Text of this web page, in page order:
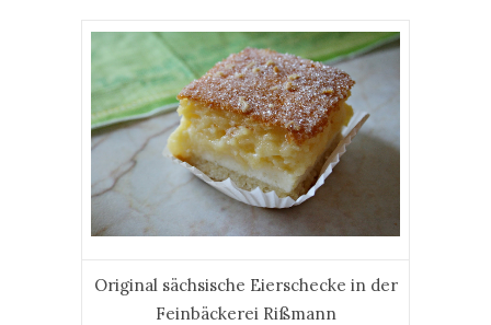
Original sächsische Eierschecke in der
Feinbäckerei Rißmann